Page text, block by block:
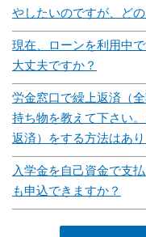
やしたいのですが、ど
現在、ローンを利用中
大丈夫ですか？
労金窓口で繰上返済（
持ち物を教えて下さい
返済）をする方法はあり
入学金を自己資金で支
も申込できますか？